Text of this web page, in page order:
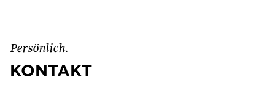
Persönlich.
KONTAKT